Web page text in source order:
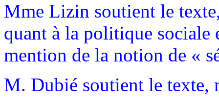
Mme Lizin soutient le
quant à la politique sociale
mention de la notion de «
M. Dubié soutient le texte,